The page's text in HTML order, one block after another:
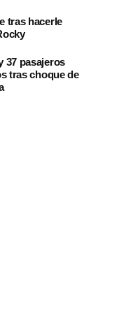
tras hacerle
37 pasajeros
tras choque de